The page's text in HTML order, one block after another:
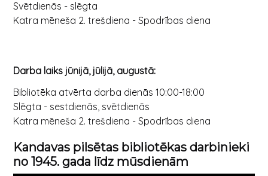
Svētdienās - slēgta
Katra mēneša 2. trešdiena - Spodrības diena
Darba laiks jūnijā, jūlijā, augustā:
Bibliotēka atvērta darba dienās 10:00-18:00
Slēgta - sestdienās, svētdienās
Katra mēneša 2. trešdiena - Spodrības diena
Kandavas pilsētas bibliotēkas darbinieki
no 1945. gada līdz mūsdienām